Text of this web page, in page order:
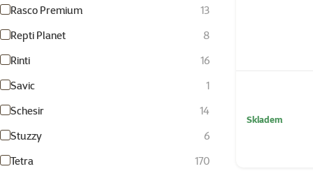
Rasco Premium
13
Repti Planet
8
Rinti
16
Savic
1
Schesir
14
Stuzzy
6
Tetra
170
Skladem